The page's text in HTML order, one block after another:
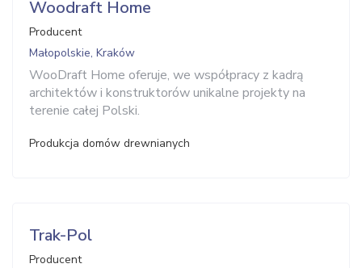
Woodraft Home
Producent
Małopolskie, Kraków
WooDraft Home oferuje, we współpracy z kadrą
architektów i konstruktorów unikalne projekty na
terenie całej Polski.
Produkcja domów drewnianych
Trak-Pol
Producent